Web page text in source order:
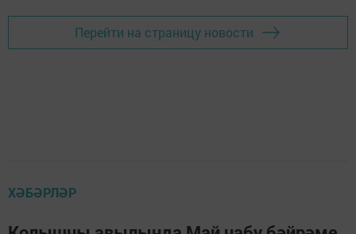
Перейти на страницу новости
ХӘБӘРЛӘР